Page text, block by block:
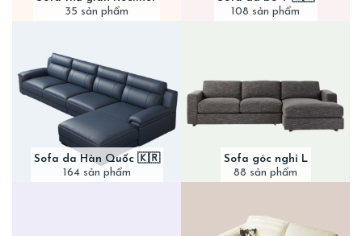
35 sản phẩm
108 sản phẩm
Sofa da Hàn Quốc 🇰🇷
164 sản phẩm
Sofa góc nghỉ L
88 sản phẩm